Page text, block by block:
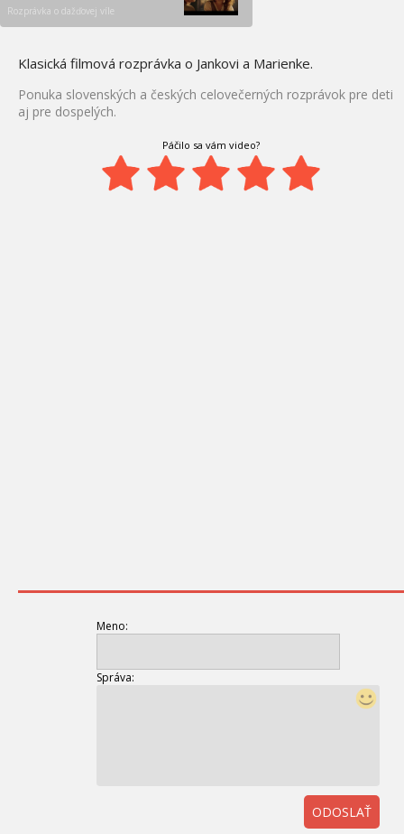
Rozprávka o dažďovej víle
Klasická filmová rozprávka o Jankovi a Marienke.
Ponuka slovenských a českých celovečerných rozprávok pre deti
aj pre dospelých.
Páčilo sa vám video?
Meno:
Správa:
ODOSLAŤ